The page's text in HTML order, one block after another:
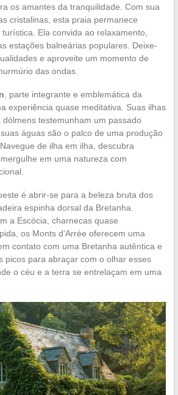
os amantes da tranquilidade. Com sua
cristalinas, esta praia permanece
Ela convida ao relaxamento,
estações balneárias populares. Deixe-
e aproveite um momento de
das ondas.
, parte integrante e emblemática da
experiência quase meditativa. Suas ilhas
testemunham um passado
águas são o palco de uma produção
de ilha em ilha, descubra
em uma natureza com
é abrir-se para a beleza bruta dos
espinha dorsal da Bretanha.
a Escócia, charnecas quase
os Monts d’Arrée oferecem uma
contato com uma Bretanha autêntica e
picos para abraçar com o olhar esses
o céu e a terra se entrelaçam em uma